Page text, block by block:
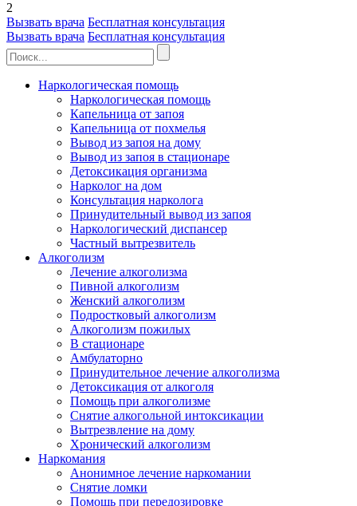
2
Вызвать врача Бесплатная консультация
Вызвать врача Бесплатная консультация
Наркологическая помощь
Наркологическая помощь
Капельница от запоя
Капельница от похмелья
Вывод из запоя на дому
Вывод из запоя в стационаре
Детоксикация организма
Нарколог на дом
Консультация нарколога
Принудительный вывод из запоя
Наркологический диспансер
Частный вытрезвитель
Алкоголизм
Лечение алкоголизма
Пивной алкоголизм
Женский алкоголизм
Подростковый алкоголизм
Алкоголизм пожилых
В стационаре
Амбулаторно
Принудительное лечение алкоголизма
Детоксикация от алкоголя
Помощь при алкоголизме
Снятие алкогольной интоксикации
Вытрезвление на дому
Хронический алкоголизм
Наркомания
Анонимное лечение наркомании
Снятие ломки
Помощь при передозировке